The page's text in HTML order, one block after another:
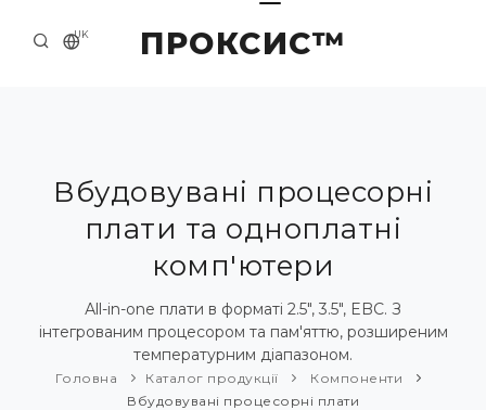
ПРОКСИС™
UK
ПРО НАС
ПРИКЛАДИ ТА РІШЕННЯ
КАТАЛОГ ПРОДУКЦІЇ
НОВИНИ
Вбудовувані процесорні
плати та одноплатні
комп'ютери
Аll-in-one плати в форматі 2.5", 3.5", EBC. З
інтегрованим процесором та пам'яттю, розширеним
температурним діапазоном.
Головна Каталог продукції
Компоненти
Вбудовувані процесорні плати